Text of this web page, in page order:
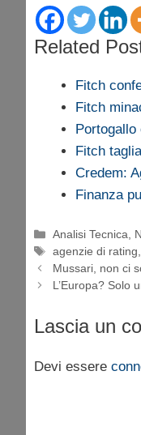
Related
Fitch
Fitch
Fitch
Credem:
Finanza
Categorie
Analisi Tecnica
Tag
agenzie di rating
Mussari, non ci
L’Europa? Solo
Lascia un
Devi essere